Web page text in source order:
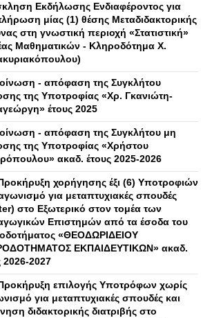
Εκδήλωσης Ενδιαφέροντος για
μίας (1) θέσης Μεταδιδακτορικής
στη γνωστική περιοχή «Στατιστική»
Μαθηματικών - Κληροδότημα Χ.
- απόφαση της Συγκλήτου
της Υποτροφίας «Χρ. Γκανιώτη-
έτους 2025
- απόφαση της Συγκλήτου μη
της Υποτροφίας «Χρήστου
ακαδ. έτους 2025-2026
χορήγησης έξι (6) Υποτροφιών
για μεταπτυχιακές σπουδές
στο Εξωτερικό στον τομέα των
Επιστημών από τα έσοδα του
«ΘΕΟΔΩΡΙΔΕΙΟΥ
ΕΚΠΑΙΔΕΥΤΙΚΩΝ» ακαδ.
2026-2027
επιλογής Υποτρόφων χωρίς
για μεταπτυχιακές σπουδές και
διδακτορικής διατριβής στο